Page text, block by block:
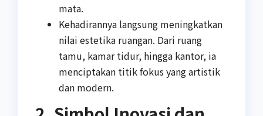
mata.
Kehadirannya langsung meningkatkan
nilai estetika ruangan. Dari ruang
tamu, kamar tidur, hingga kantor, ia
menciptakan titik fokus yang artistik
dan modern.